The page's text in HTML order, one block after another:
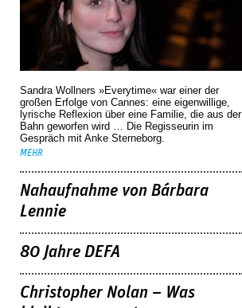
Sandra Wollners »Everytime« war einer der
großen Erfolge von Cannes: eine eigenwillige,
lyrische Reflexion über eine ­Familie, die aus der
Bahn geworfen wird … Die Regisseurin im
Gespräch mit Anke Sterneborg.
MEHR
Nahaufnahme von Bárbara
Lennie
80 Jahre DEFA
Christopher Nolan – Was